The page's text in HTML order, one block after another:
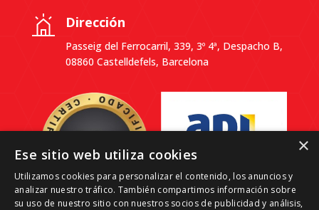
Dirección
Passeig del Ferrocarril, 339, 3º 4ª, Despacho B,
08860 Castelldefels, Barcelona
×
Ese sitio web utiliza cookies
Utilizamos cookies para personalizar el contenido, los anuncios y
analizar nuestro tráfico. También compartimos información sobre
su uso de nuestro sitio con nuestros socios de publicidad y análisis,